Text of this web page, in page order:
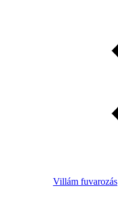
Villám fuvarozás